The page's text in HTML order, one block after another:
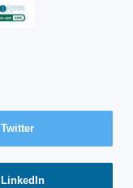
Twitter
LinkedIn